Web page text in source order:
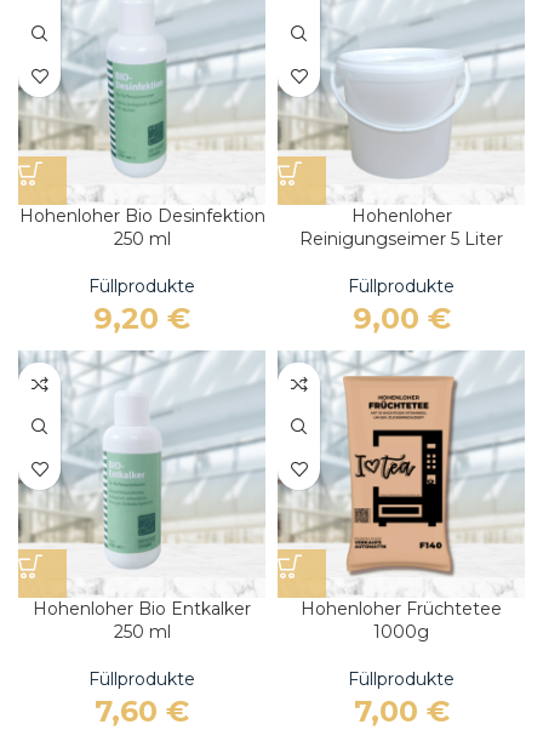
Hohenloher Bio Desinfektion
250 ml
Füllprodukte
9,20 €
Hohenloher
Reinigungseimer 5 Liter
Füllprodukte
9,00 €
Hohenloher Bio Entkalker
250 ml
Füllprodukte
7,60 €
Hohenloher Früchtetee
1000g
Füllprodukte
7,00 €